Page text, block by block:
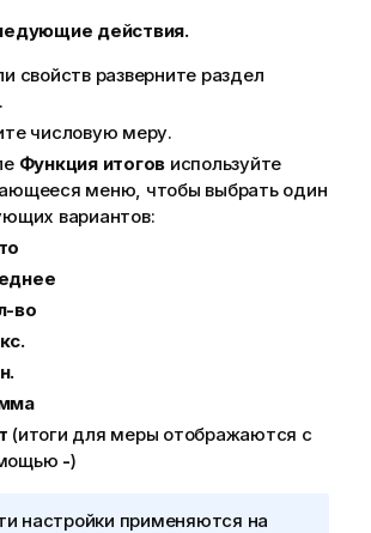
действия.
свойств разверните раздел
.
числовую меру.
Функция итогов используйте
меню, чтобы выбрать один
вариантов:
во
(итоги для меры отображаются с
-)
настройки применяются на